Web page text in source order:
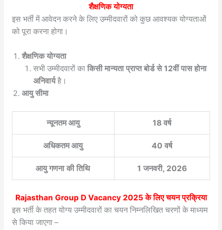
शैक्षणिक योग्यता
इस भर्ती में आवेदन करने के लिए उम्मीदवारों को कुछ आवश्यक योग्यताओं
को पूरा करना होगा।
शैक्षणिक योग्यता
सभी उम्मीदवारों काकिसी मान्यता प्राप्त बोर्ड से 12वीं पास होना
अनिवार्यहै।
आयु सीमा
न्यूनतम आयु 18 वर्ष
अधिकतम आयु 40 वर्ष
आयु गणना की तिथि 1 जनवरी, 2026
Rajasthan Group D Vacancy 2025के लिए चयन प्रक्रिया
इस भर्ती के तहत योग्य उम्मीदवारों का चयन निम्नलिखित चरणों के माध्यम
से किया जाएगा –